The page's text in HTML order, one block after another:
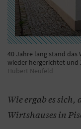
40 Jahre lang stand das
wieder hergerichtet und
Hubert Neufeld
Wie ergab es sich,
Wirtshauses in